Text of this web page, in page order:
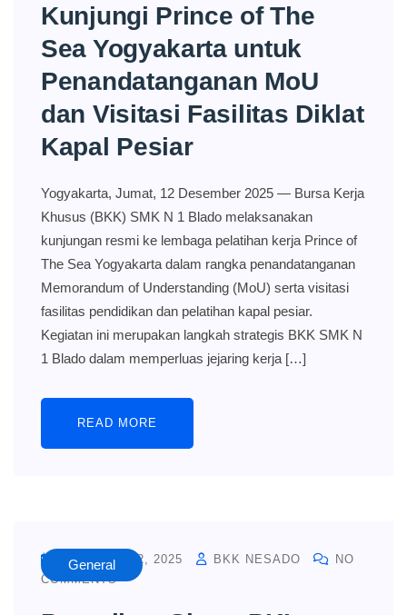
Kunjungi Prince of The
Sea Yogyakarta untuk
Penandatanganan MoU
dan Visitasi Fasilitas Diklat
Kapal Pesiar
Yogyakarta, Jumat, 12 Desember 2025 — Bursa Kerja
Khusus (BKK) SMK N 1 Blado melaksanakan
kunjungan resmi ke lembaga pelatihan kerja Prince of
The Sea Yogyakarta dalam rangka penandatanganan
Memorandum of Understanding (MoU) serta visitasi
fasilitas pendidikan dan pelatihan kapal pesiar.
Kegiatan ini merupakan langkah strategis BKK SMK N
1 Blado dalam memperluas jejaring kerja […]
READ MORE
General
DECEMBER 2, 2025 BKK NESADO
NO
COMMENTS